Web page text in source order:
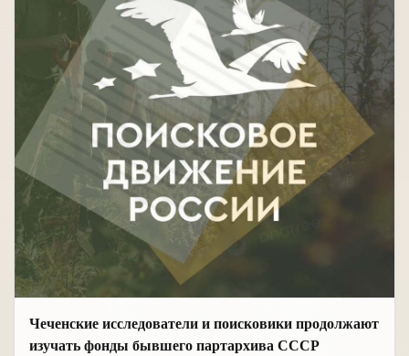
Чеченские исследователи и поисковики продолжают
изучать фонды бывшего партархива СССР